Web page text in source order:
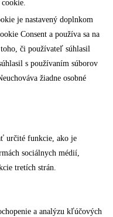
je nastavený doplnkom
Consent a používa sa na
či používateľ súhlasil
s používaním súborov
žiadne osobné
určité funkcie, ako je
sociálnych médií,
tretích strán.
a analýzu kľúčových